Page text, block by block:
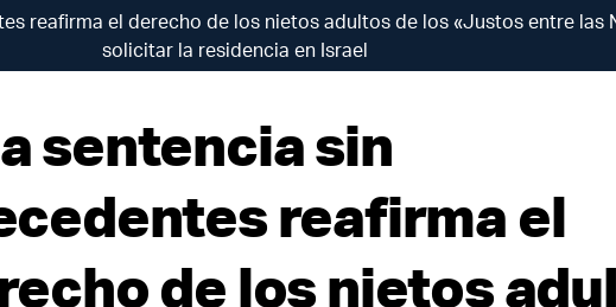
reafirma el derecho de los nietos adultos de los «Justos entre las
solicitar la residencia en Israel
sentencia sin
reafirma el
de los nietos